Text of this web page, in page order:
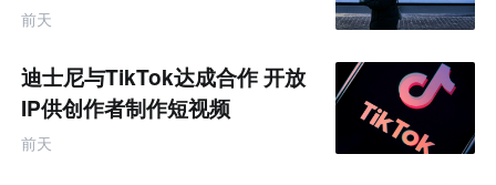
前天
迪士尼与TikTok达成合作 开放
IP供创作者制作短视频
前天